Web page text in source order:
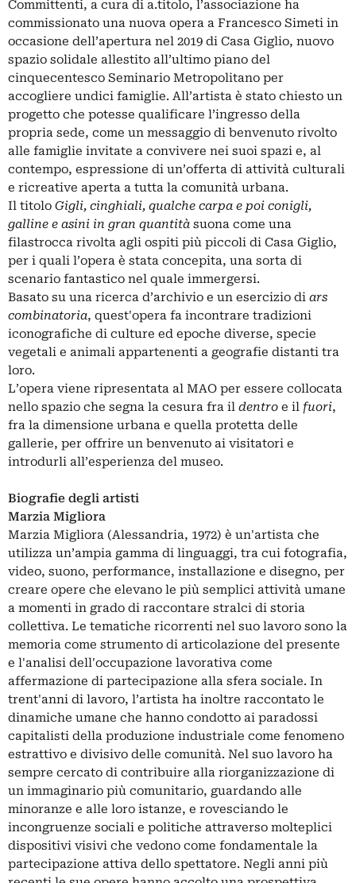
Committenti, a cura di a.titolo, l’associazione ha
commissionato una nuova opera a Francesco Simeti in
occasione dell’apertura nel 2019 di Casa Giglio, nuovo
spazio solidale allestito all’ultimo piano del
cinquecentesco Seminario Metropolitano per
accogliere undici famiglie. All’artista è stato chiesto un
progetto che potesse qualificare l’ingresso della
propria sede, come un messaggio di benvenuto rivolto
alle famiglie invitate a convivere nei suoi spazi e, al
contempo, espressione di un’offerta di attività culturali
e ricreative aperta a tutta la comunità urbana.
Il titolo Gigli, cinghiali, qualche carpa e poi conigli,
galline e asini in gran quantità suona come una
filastrocca rivolta agli ospiti più piccoli di Casa Giglio,
per i quali l’opera è stata concepita, una sorta di
scenario fantastico nel quale immergersi.
Basato su una ricerca d’archivio e un esercizio di ars
combinatoria, quest'opera fa incontrare tradizioni
iconografiche di culture ed epoche diverse, specie
vegetali e animali appartenenti a geografie distanti tra
loro.
L’opera viene ripresentata al MAO per essere collocata
nello spazio che segna la cesura fra il dentro e il fuori,
fra la dimensione urbana e quella protetta delle
gallerie, per offrire un benvenuto ai visitatori e
introdurli all’esperienza del museo.
Biografie degli artisti
Marzia Migliora
Marzia Migliora (Alessandria, 1972) è un'artista che
utilizza un’ampia gamma di linguaggi, tra cui fotografia,
video, suono, performance, installazione e disegno, per
creare opere che elevano le più semplici attività umane
a momenti in grado di raccontare stralci di storia
collettiva. Le tematiche ricorrenti nel suo lavoro sono la
memoria come strumento di articolazione del presente
e l'analisi dell'occupazione lavorativa come
affermazione di partecipazione alla sfera sociale. In
trent'anni di lavoro, l’artista ha inoltre raccontato le
dinamiche umane che hanno condotto ai paradossi
capitalisti della produzione industriale come fenomeno
estrattivo e divisivo delle comunità. Nel suo lavoro ha
sempre cercato di contribuire alla riorganizzazione di
un immaginario più comunitario, guardando alle
minoranze e alle loro istanze, e rovesciando le
incongruenze sociali e politiche attraverso molteplici
dispositivi visivi che vedono come fondamentale la
partecipazione attiva dello spettatore. Negli anni più